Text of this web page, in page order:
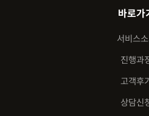
바로가
서비스
진행과
고객후
상담신